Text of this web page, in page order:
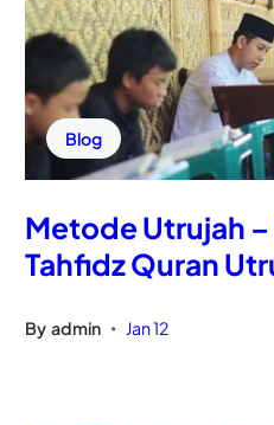
Blog
Metode Utrujah
Tahfidz Quran
By admin • Jan 12